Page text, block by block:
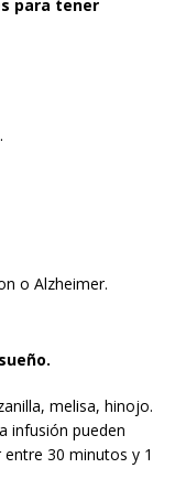
para tener
o Alzheimer.
melisa, hinojo.
infusión pueden
30 minutos y 1